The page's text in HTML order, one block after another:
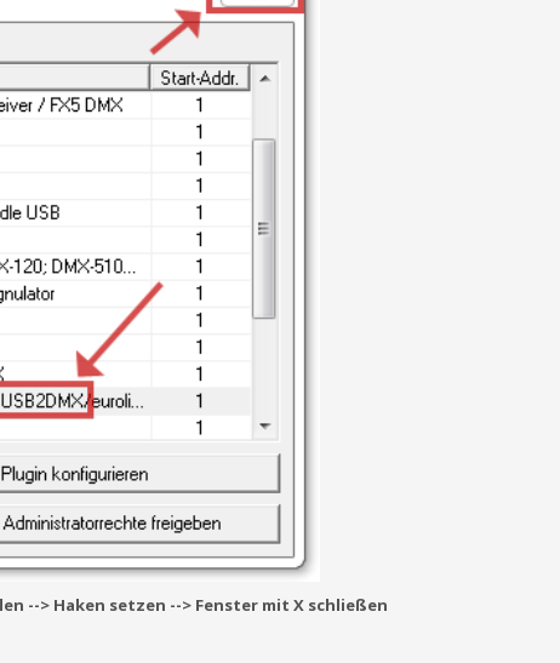
--> Haken setzen --> Fenster mit X schließen